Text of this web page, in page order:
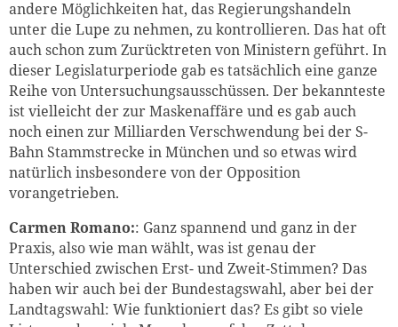
andere Möglichkeiten hat, das Regierungshandeln
unter die Lupe zu nehmen, zu kontrollieren. Das hat oft
auch schon zum Zurücktreten von Ministern geführt. In
dieser Legislaturperiode gab es tatsächlich eine ganze
Reihe von Untersuchungsausschüssen. Der bekannteste
ist vielleicht der zur Maskenaffäre und es gab auch
noch einen zur Milliarden Verschwendung bei der S-
Bahn Stammstrecke in München und so etwas wird
natürlich insbesondere von der Opposition
vorangetrieben.
Carmen Romano:: Ganz spannend und ganz in der
Praxis, also wie man wählt, was ist genau der
Unterschied zwischen Erst- und Zweit-Stimmen? Das
haben wir auch bei der Bundestagswahl, aber bei der
Landtagswahl: Wie funktioniert das? Es gibt so viele